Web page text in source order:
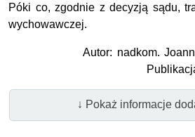
Póki co, zgodnie z decyzją sądu,
wychowawczej.
Autor: nadkom.
↓ Pokaż informacje